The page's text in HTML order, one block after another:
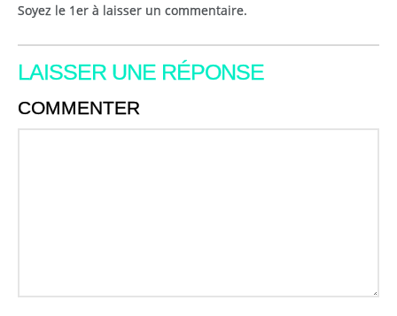
Soyez le 1er à laisser un commentaire.
LAISSER UNE RÉPONSE
COMMENTER